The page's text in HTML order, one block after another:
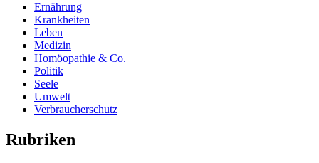
Ernährung
Krankheiten
Leben
Medizin
Homöopathie & Co.
Politik
Seele
Umwelt
Verbraucherschutz
Rubriken